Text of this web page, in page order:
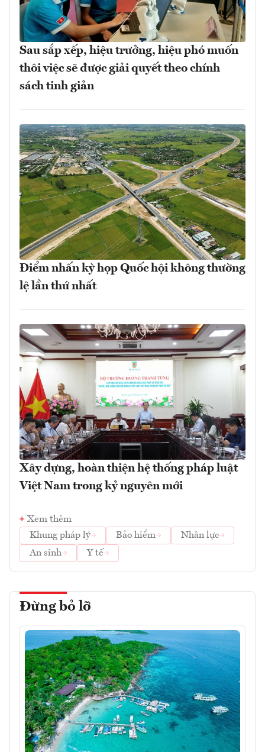
Sau sắp xếp, hiệu trưởng, hiệu phó muốn
thôi việc sẽ được giải quyết theo chính
sách tinh giản
Điểm nhấn kỳ họp Quốc hội không thường
lệ lần thứ nhất
Xây dựng, hoàn thiện hệ thống pháp luật
Việt Nam trong kỷ nguyên mới
Xem thêm
Khung pháp lý
Bảo hiểm
Nhân lực
An sinh
Y tế
Đừng bỏ lỡ